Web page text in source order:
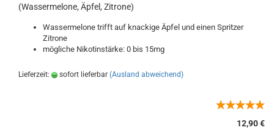
(Wassermelone, Äpfel, Zitrone)
Wassermelone trifft auf knackige Äpfel und einen Spritzer
Zitrone
mögliche Nikotinstärke: 0 bis 15mg
Lieferzeit: sofort lieferbar (Ausland abweichend)
12,90 €